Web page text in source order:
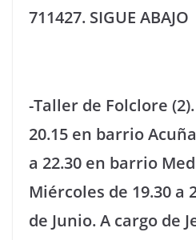
711427. SIGUE ABAJO
-Taller de Folclore
20.15 en barrio
a 22.30 en barrio
Miércoles de 19.30 a
de Junio. A cargo de